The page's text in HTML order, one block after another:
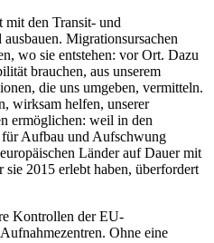
mit den Transit- und
Migrationsursachen
wo sie entstehen: vor Ort. Dazu
brauchen, aus unserem
die uns umgeben, vermitteln.
wirksam helfen, unserer
ermöglichen: weil in den
Aufbau und Aufschwung
Länder auf Dauer mit
2015 erlebt haben, überfordert
Kontrollen der EU-
Ohne eine